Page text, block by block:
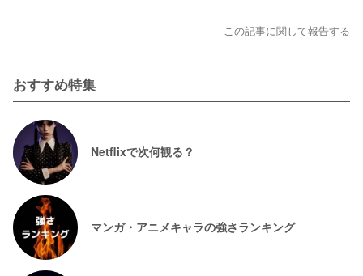
この記事に関して報告する
おすすめ特集
Netflixで次何観る？
マンガ・アニメキャラの強さランキング